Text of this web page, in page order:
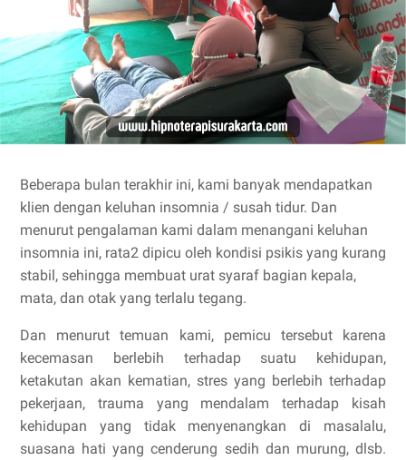
Beberapa bulan terakhir ini, kami banyak mendapatkan
klien dengan keluhan insomnia / susah tidur. Dan
menurut pengalaman kami dalam menangani keluhan
insomnia ini, rata2 dipicu oleh kondisi psikis yang kurang
stabil, sehingga membuat urat syaraf bagian kepala,
mata, dan otak yang terlalu tegang.
Dan menurut temuan kami, pemicu tersebut karena
kecemasan berlebih terhadap suatu kehidupan,
ketakutan akan kematian, stres yang berlebih terhadap
pekerjaan, trauma yang mendalam terhadap kisah
kehidupan yang tidak menyenangkan di masalalu,
suasana hati yang cenderung sedih dan murung, dlsb.